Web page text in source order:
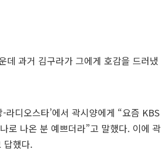
데 과거 김구라가 그에게 호감을 드러냈
디오스타’에서 곽시양에게 “요즘 KBS
로 나온 분 예쁘더라”고 말했다. 이에 곽
답했다.